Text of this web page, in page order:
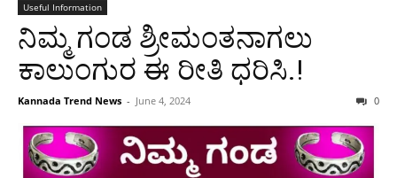
Useful Information
ನಿಮ್ಮ ಗಂಡ ಶ್ರೀಮಂತನಾಗಲು
ಕಾಲುಂಗುರ ಈ ರೀತಿ ಧರಿಸಿ.!
Kannada Trend News - June 4, 2024 0